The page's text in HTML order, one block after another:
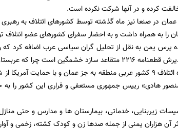
کرده و در آنها شرکت نکرده است.
در صنعا نیز ماه گذشته توسط کشورهای ائتلاف به
را به همراه داشت و به احضار سفرای کشورهای عضو ائتلاف
پرس یمن به نقل از تحلیل گران سیاسی عرب اضافه کرد
بر ادامه خونریزی در یمن پافشاری می کند.
عربستان به همراه ائتلاف 9 کشور عربی منطقه به جز عمان و با
هادی» رییس جمهوری مستعفی و فراری این کشور را به
زیربنایی، خدماتی، بیمارستان ها و مدارس و حتی
آن هزاران یمنی از جمله صدها زن و کودک کشته، زخمی و